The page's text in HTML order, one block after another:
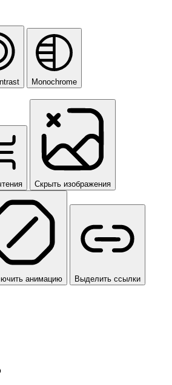
Monochrome
Скрыть изображения
анимацию
Выделить ссылки